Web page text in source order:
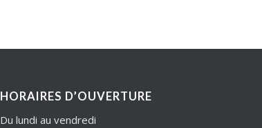
HORAIRES D’OUVERTURE
Du lundi au vendredi